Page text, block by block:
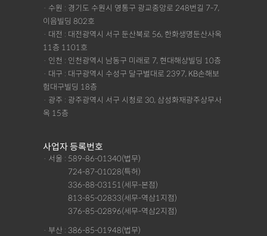
· 수원 : 경기도 수원시 영통구 광교중앙로 248번길 7-7,
이음빌딩 802호
· 대전 : 대전광역시 서구 둔산북로 56, 한화생명둔산사옥
11층 1101호
· 인천 : 인천광역시 남동구 미래로 7, 현대해상빌딩 10층
· 대구 : 대구광역시 수성구 달구벌대로 2397, KB손해보
험대구빌딩 18층
· 광주 : 광주광역시 서구 시청로 30, 삼성화재광주상무사
옥 15층
사업자 등록번호
· 서울 : 589-86-01340(법무)
724-87-01028(특허)
336-88-03151(세무-본점)
813-85-02833(세무-역삼1지점)
376-85-02896(세무-역삼2지점)
· 부산 : 386-85-01948(법무)